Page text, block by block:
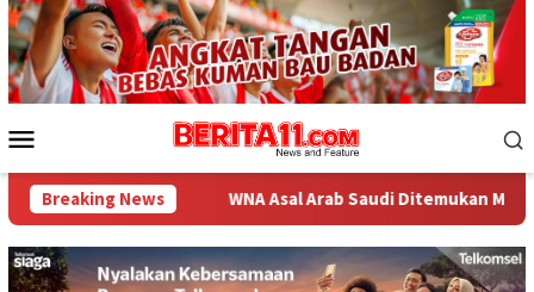
Loncat
ke
konten
Mobile
Breaking News
WNA Asal Arab Saudi Ditemukan Meninggal di Desa